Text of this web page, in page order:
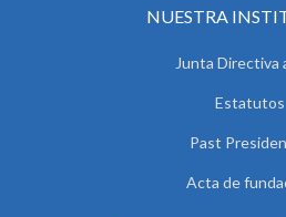
NUESTRA
Junta Directiva
Estatutos
Past
Acta de